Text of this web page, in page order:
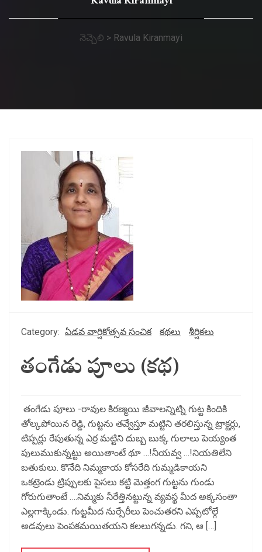
నెచ్చెలి > Ravula Kiranmayi
Category: ఏడవ వార్షికోత్సవ సంచిక కథలు శీర్షికలు
తంగేడు పూలు (క‌థ‌)
తంగేడు పూలు -రావుల కిరణ్మయి జీవాలన్నిట్ని గుట్ట కిందికి
తోల్కపోయిన రెడ్డి, గుట్టను తవ్వేస్తూ మట్టిని తరలిస్తున్న ట్రాక్టర్లు,
టిప్పర్లు రేపుతున్న ఎర్ర మట్టిని దుబ్బ బుక్క గులాలు పెయ్యంత
పులుముకున్నట్టు అయితాంటే థూ …!నీయవ్వ …!నియతిలేని
బతుకులు. కొనేది నిమ్మకాయ కోసరేది గుమ్మడికాయని
ఒకట్రెండు ట్రిప్పులకు పైసలు కట్టి మెత్తంగ గుట్టను గుండు
గోరుగుతాంటే ….నిమ్మకు నీరేత్తినట్టున్న వ్యవస్థ మీద అక్కసంతా
ఎల్లగాక్కిండు. గుట్టమీద నుర్సేరీలు పెంచుతరని ఎప్పటోల్గే
అడవులు పెంపకమయితయని కలలుగన్నడు. గని, ఆ […]